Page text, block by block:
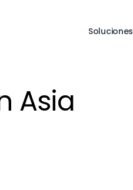
Soluciones
Asia